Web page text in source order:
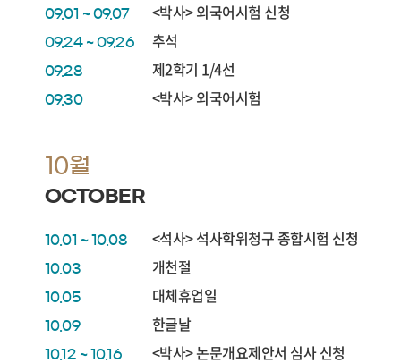
09.01 ~ 09.07 <박사> 외국어시험 신청
09.24 ~ 09.26 추석
09.28 제2학기 1/4선
09.30 <박사> 외국어시험
10월
OCTOBER
10.01 ~ 10.08 <석사> 석사학위청구 종합시험 신청
10.03 개천절
10.05 대체휴업일
10.09 한글날
10.12 ~ 10.16 <박사> 논문개요제안서 심사 신청